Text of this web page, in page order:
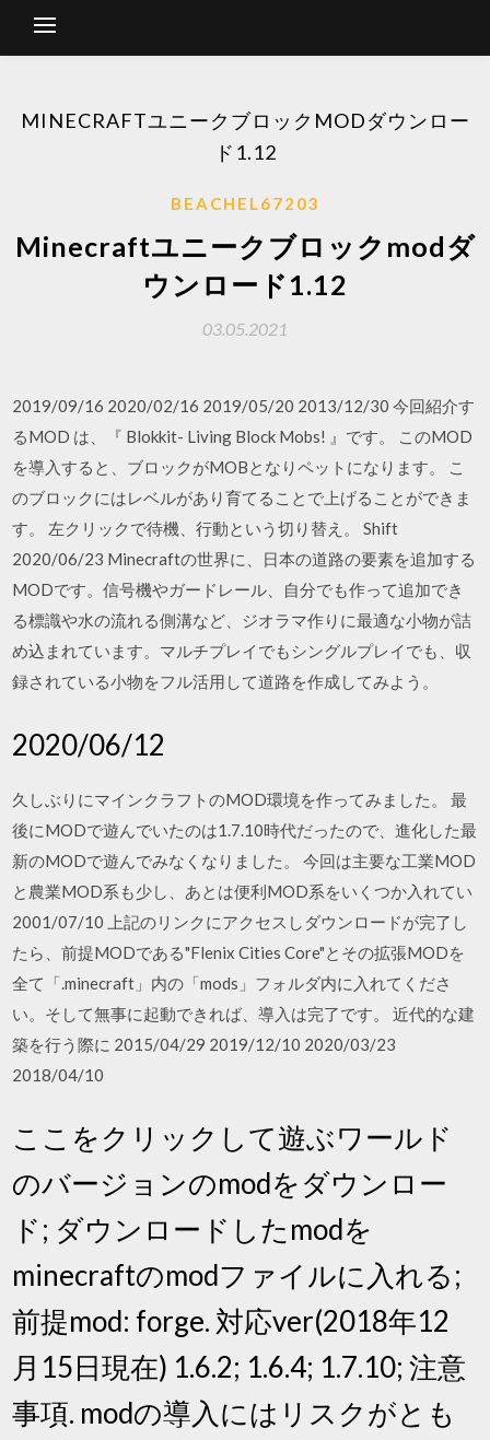
MINECRAFTユニークブロックMODダウンロー
ド1.12
BEACHEL67203
Minecraftユニークブロックmodダ
ウンロード1.12
03.05.2021
2019/09/16 2020/02/16 2019/05/20 2013/12/30 今回紹介す
るMOD は、『 Blokkit- Living Block Mobs! 』です。 このMOD
を導入すると、ブロックがMOBとなりペットになります。 こ
のブロックにはレベルがあり育てることで上げることができま
す。 左クリックで待機、行動という切り替え。 Shift
2020/06/23 Minecraftの世界に、日本の道路の要素を追加する
MODです。信号機やガードレール、自分でも作って追加でき
る標識や水の流れる側溝など、ジオラマ作りに最適な小物が詰
め込まれています。マルチプレイでもシングルプレイでも、収
録されている小物をフル活用して道路を作成してみよう。
2020/06/12
久しぶりにマインクラフトのMOD環境を作ってみました。 最
後にMODで遊んでいたのは1.7.10時代だったので、進化した最
新のMODで遊んでみなくなりました。 今回は主要な工業MOD
と農業MOD系も少し、あとは便利MOD系をいくつか入れてい
2001/07/10 上記のリンクにアクセスしダウンロードが完了し
たら、前提MODである"Flenix Cities Core"とその拡張MODを
全て「.minecraft」内の「mods」フォルダ内に入れてくださ
い。そして無事に起動できれば、導入は完了です。 近代的な建
築を行う際に 2015/04/29 2019/12/10 2020/03/23
2018/04/10
ここをクリックして遊ぶワールド
のバージョンのmodをダウンロー
ド; ダウンロードしたmodを
minecraftのmodファイルに入れる;
前提mod: forge. 対応ver(2018年12
月15日現在) 1.6.2; 1.6.4; 1.7.10; 注意
事項. modの導入にはリスクがとも